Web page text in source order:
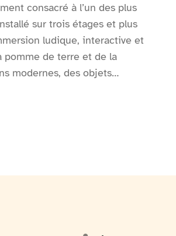
consacré à l’un des plus
sur trois étages et plus
ludique, interactive et
pomme de terre et de la
modernes, des objets
les siècles ainsi que les
belge : la fameuse double